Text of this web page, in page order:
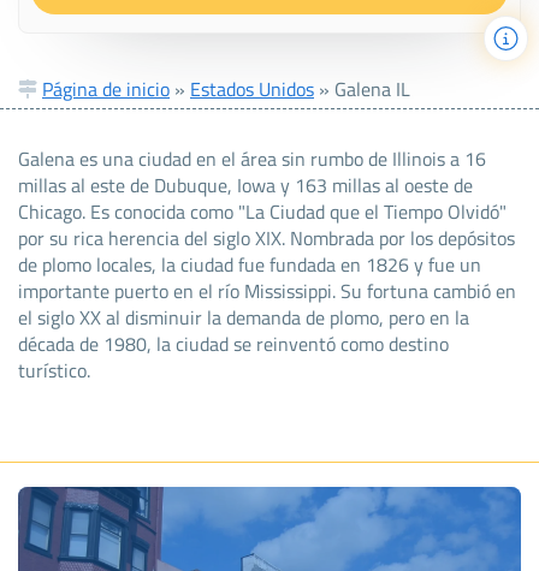
Página de inicio » Estados Unidos » Galena IL
Galena es una ciudad en el área sin rumbo de Illinois a 16
millas al este de Dubuque, Iowa y 163 millas al oeste de
Chicago. Es conocida como "La Ciudad que el Tiempo Olvidó"
por su rica herencia del siglo XIX. Nombrada por los depósitos
de plomo locales, la ciudad fue fundada en 1826 y fue un
importante puerto en el río Mississippi. Su fortuna cambió en
el siglo XX al disminuir la demanda de plomo, pero en la
década de 1980, la ciudad se reinventó como destino
turístico.